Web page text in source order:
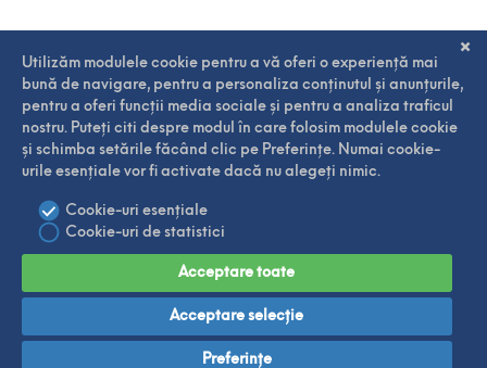
CONTACT| NOTA DE INFORMARE
POLITICA DE CONFIDENTIALITATE | POLITICA DE COOKIES
© GATESTECUPASIUNE.RO